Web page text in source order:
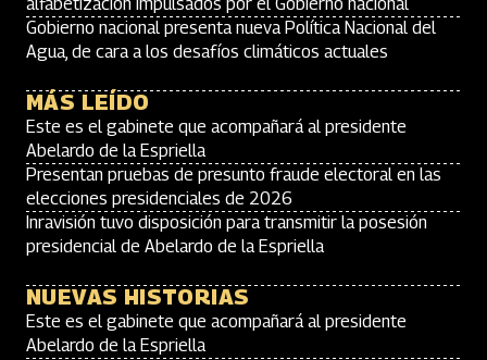
Gobierno nacional presenta nueva Política Nacional del
Agua, de cara a los desafíos climáticos actuales
MÁS LEÍDO
Este es el gabinete que acompañará al presidente
Abelardo de la Espriella
Presentan pruebas de presunto fraude electoral en las
elecciones presidenciales de 2026
Inravisión tuvo disposición para transmitir la posesión
presidencial de Abelardo de la Espriella
NUEVAS HISTORIAS
Este es el gabinete que acompañará al presidente
Abelardo de la Espriella